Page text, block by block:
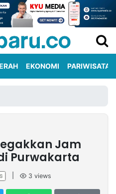
EKONOMI PARIWISATA
Jam
Purwakarta
3 views